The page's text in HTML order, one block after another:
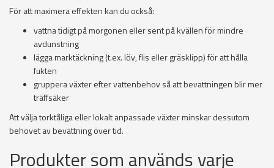
För att maximera effekten kan du också:
vattna tidigt på morgonen eller sent på kvällen för mindre
avdunstning
lägga marktäckning (t.ex. löv, flis eller gräsklipp) för att hålla
fukten
gruppera växter efter vattenbehov så att bevattningen blir mer
träffsäker
Att välja torktåliga eller lokalt anpassade växter minskar dessutom
behovet av bevattning över tid.
Produkter som används varje